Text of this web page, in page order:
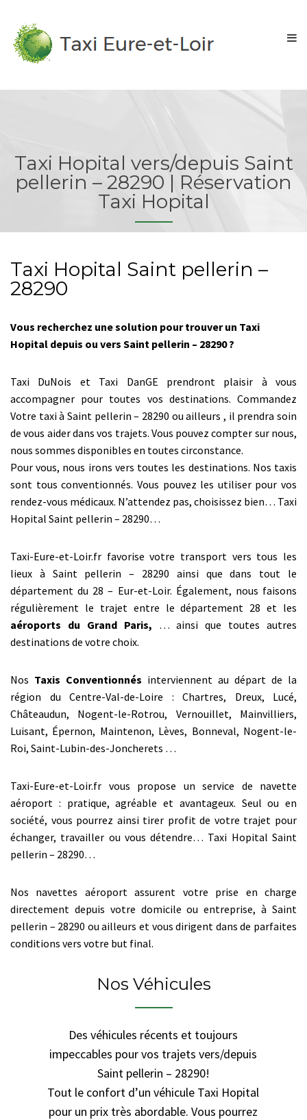
Taxi Hopital vers/depuis Saint
pellerin – 28290 | Réservation
Taxi Hopital
Taxi Hopital Saint pellerin –
28290
Vous recherchez une solution pour trouver un Taxi
Hopital depuis ou vers Saint pellerin – 28290 ?
Taxi DuNois et Taxi DanGE prendront plaisir à vous
accompagner pour toutes vos destinations. Commandez
Votre taxi à Saint pellerin – 28290 ou ailleurs , il prendra soin
de vous aider dans vos trajets. Vous pouvez compter sur nous,
nous sommes disponibles en toutes circonstance.
Pour vous, nous irons vers toutes les destinations. Nos taxis
sont tous conventionnés. Vous pouvez les utiliser pour vos
rendez-vous médicaux. N’attendez pas, choisissez bien… Taxi
Hopital Saint pellerin – 28290…
Taxi-Eure-et-Loir.fr favorise votre transport vers tous les
lieux à Saint pellerin – 28290 ainsi que dans tout le
département du 28 – Eur-et-Loir. Également, nous faisons
régulièrement le trajet entre le département 28 et les
aéroports du Grand Paris, … ainsi que toutes autres
destinations de votre choix.
Nos Taxis Conventionnés interviennent au départ de la
région du Centre-Val-de-Loire : Chartres, Dreux, Lucé,
Châteaudun, Nogent-le-Rotrou, Vernouillet, Mainvilliers,
Luisant, Épernon, Maintenon, Lèves, Bonneval, Nogent-le-
Roi, Saint-Lubin-des-Joncherets …
Taxi-Eure-et-Loir.fr vous propose un service de navette
aéroport : pratique, agréable et avantageux. Seul ou en
société, vous pourrez ainsi tirer profit de votre trajet pour
échanger, travailler ou vous détendre… Taxi Hopital Saint
pellerin – 28290…
Nos navettes aéroport assurent votre prise en charge
directement depuis votre domicile ou entreprise, à Saint
pellerin – 28290 ou ailleurs et vous dirigent dans de parfaites
conditions vers votre but final.
Nos Véhicules
Des véhicules récents et toujours
impeccables pour vos trajets vers/depuis
Saint pellerin – 28290!
Tout le confort d’un véhicule Taxi Hopital
pour un prix très abordable. Vous pourrez